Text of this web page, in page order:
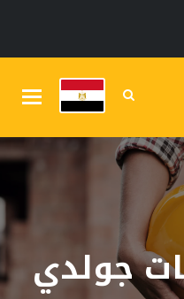
جولدي